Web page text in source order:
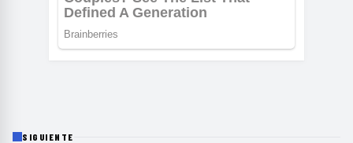
SIGUIENTE